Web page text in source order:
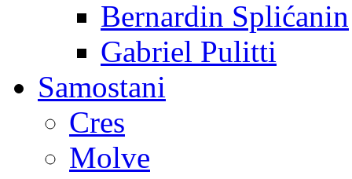
Bernardin Splićanin
Gabriel Pulitti
Samostani
Cres
Molve